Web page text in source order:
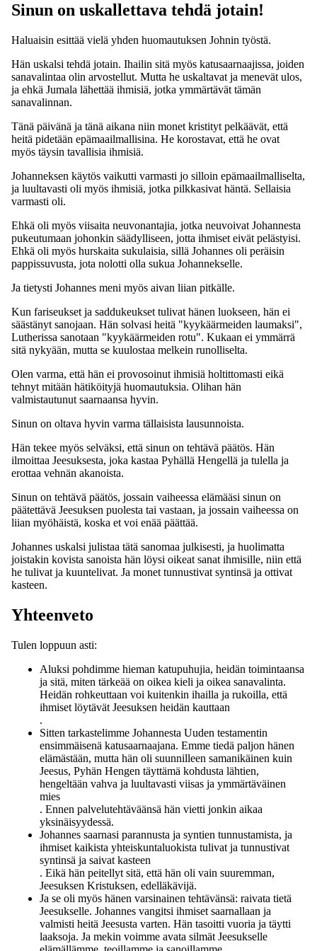
Sinun on uskallettava tehdä jotain!
Haluaisin esittää vielä yhden huomautuksen Johnin työstä.
Hän uskalsi tehdä jotain. Ihailin sitä myös katusaarnaajissa, joiden
sanavalintaa olin arvostellut. Mutta he uskaltavat ja menevät ulos,
ja ehkä Jumala lähettää ihmisiä, jotka ymmärtävät tämän
sanavalinnan.
Tänä päivänä ja tänä aikana niin monet kristityt pelkäävät, että
heitä pidetään epämaailmallisina. He korostavat, että he ovat
myös täysin tavallisia ihmisiä.
Johanneksen käytös vaikutti varmasti jo silloin epämaailmalliselta,
ja luultavasti oli myös ihmisiä, jotka pilkkasivat häntä. Sellaisia
varmasti oli.
Ehkä oli myös viisaita neuvonantajia, jotka neuvoivat Johannesta
pukeutumaan johonkin säädylliseen, jotta ihmiset eivät pelästyisi.
Ehkä oli myös hurskaita sukulaisia, sillä Johannes oli peräisin
pappissuvusta, jota nolotti olla sukua Johannekselle.
Ja tietysti Johannes meni myös aivan liian pitkälle.
Kun fariseukset ja saddukeukset tulivat hänen luokseen, hän ei
säästänyt sanojaan. Hän solvasi heitä "kyykäärmeiden laumaksi",
Lutherissa sanotaan "kyykäärmeiden rotu". Kukaan ei ymmärrä
sitä nykyään, mutta se kuulostaa melkein runolliselta.
Olen varma, että hän ei provosoinut ihmisiä holtittomasti eikä
tehnyt mitään hätiköityjä huomautuksia. Olihan hän
valmistautunut saarnaansa hyvin.
Sinun on oltava hyvin varma tällaisista lausunnoista.
Hän tekee myös selväksi, että sinun on tehtävä päätös. Hän
ilmoittaa Jeesuksesta, joka kastaa Pyhällä Hengellä ja tulella ja
erottaa vehnän akanoista.
Sinun on tehtävä päätös, jossain vaiheessa elämääsi sinun on
päätettävä Jeesuksen puolesta tai vastaan, ja jossain vaiheessa on
liian myöhäistä, koska et voi enää päättää.
Johannes uskalsi julistaa tätä sanomaa julkisesti, ja huolimatta
joistakin kovista sanoista hän löysi oikeat sanat ihmisille, niin että
he tulivat ja kuuntelivat. Ja monet tunnustivat syntinsä ja ottivat
kasteen.
Yhteenveto
Tulen loppuun asti:
Aluksi pohdimme hieman katupuhujia, heidän toimintaansa
ja sitä, miten tärkeää on oikea kieli ja oikea sanavalinta.
Heidän rohkeuttaan voi kuitenkin ihailla ja rukoilla, että
ihmiset löytävät Jeesuksen heidän kauttaan
.
Sitten tarkastelimme Johannesta Uuden testamentin
ensimmäisenä katusaarnaajana. Emme tiedä paljon hänen
elämästään, mutta hän oli suunnilleen samanikäinen kuin
Jeesus, Pyhän Hengen täyttämä kohdusta lähtien,
hengeltään vahva ja luultavasti viisas ja ymmärtäväinen
mies
. Ennen palvelutehtäväänsä hän vietti jonkin aikaa
yksinäisyydessä.
Johannes saarnasi parannusta ja syntien tunnustamista, ja
ihmiset kaikista yhteiskuntaluokista tulivat ja tunnustivat
syntinsä ja saivat kasteen
. Eikä hän peitellyt sitä, että hän oli vain suuremman,
Jeesuksen Kristuksen, edelläkävijä.
Ja se oli myös hänen varsinainen tehtävänsä: raivata tietä
Jeesukselle. Johannes vangitsi ihmiset saarnallaan ja
valmisti heitä Jeesusta varten. Hän tasoitti vuoria ja täytti
laaksoja. Ja mekin voimme avata silmät Jeesukselle